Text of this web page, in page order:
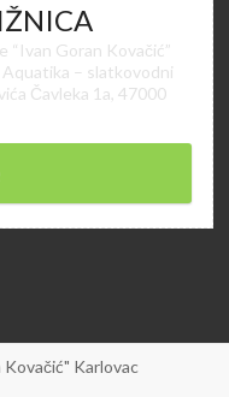
“Ivan Goran Kovačić”
Aquatika – slatkovodni
Čavleka 1a, 47000
Kovačić" Karlovac